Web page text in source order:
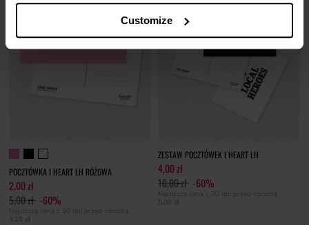
Customize
POCZTÓWKA I HEART LH RÓŻOWA
2,00 zł
5,00 zł -60%
Najniższa cena z 30 dni przed obniżką
3,25 zł
ZESTAW POCZTÓWEK I HEART LH
4,00 zł
10,00 zł -60%
Najniższa cena z 30 dni przed obniżką
5,00 zł